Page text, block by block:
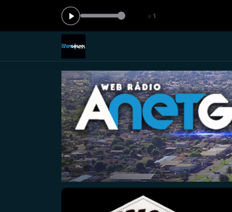
Explosão gospel - Parte 1